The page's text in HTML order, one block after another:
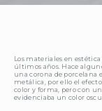
Los materiales en
últimos años. Hace
una corona de porcelana
metálica, por ello el
color y forma, pero con
evidenciaba un color